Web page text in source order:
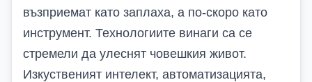
възприемат като заплаха, а по-скоро като
инструмент. Технологиите винаги са се
стремели да улеснят човешкия живот.
Изкуственият интелект, автоматизацията,